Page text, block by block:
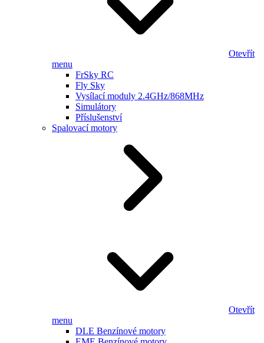
Otevřít
menu
FrSky RC
Fly Sky
Vysílací moduly 2.4GHz/868MHz
Simulátory
Příslušenství
Spalovací motory
Otevřít
menu
DLE Benzínové motory